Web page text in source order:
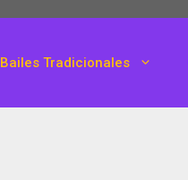
Bailes Tradicionales